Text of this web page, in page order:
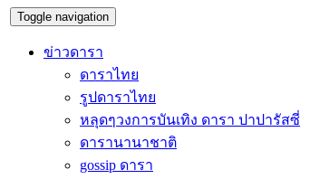
Toggle navigation
ข่าวดารา
ดาราไทย
รูปดาราไทย
หลุดๆวงการบันเทิง ดารา ปาปารัสซี่
ดารานานาชาติ
gossip ดารา